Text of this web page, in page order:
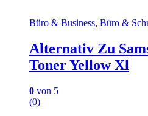
Büro & Business, Büro &
Alternativ Zu
Toner Yellow Xl
0 von 5
(0)